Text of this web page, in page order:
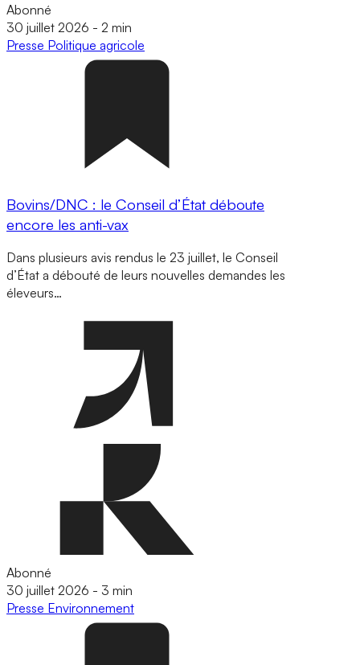
Abonné
30 juillet 2026 - 2 min
Presse Politique agricole
Bovins/DNC : le Conseil d’État déboute
encore les anti-vax
Dans plusieurs avis rendus le 23 juillet, le Conseil
d’État a débouté de leurs nouvelles demandes les
éleveurs…
Abonné
30 juillet 2026 - 3 min
Presse Environnement